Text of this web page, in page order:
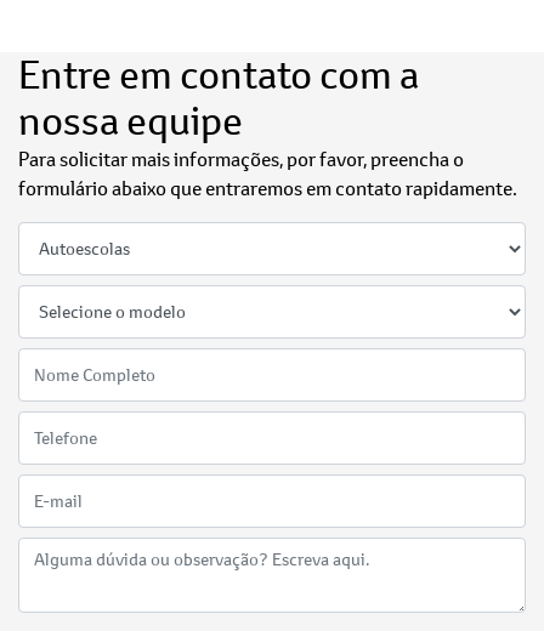
Entre em contato com a
nossa equipe
Para solicitar mais informações, por favor, preencha o
formulário abaixo que entraremos em contato rapidamente.